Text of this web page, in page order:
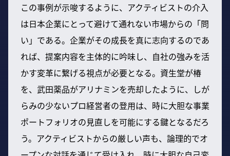
この事例が示唆するように、アクティビストの介入
は日本企業にとって避けて通れない市場からの「問
い」である。企業がその成長を真に志向するのであ
れば、提案内容を主体的に吟味し、自社の強みを活
かす変革に繋げる視点が必要となる。資生堂が椿
を、武田薬品がアリナミンを売却したように、しが
らみの少ないプロ経営者の登用は、時に大胆な事業
ポートフォリオの見直しを可能にする鍵となるだろ
う。アクティビストからの厳しい声も、論理的でオ